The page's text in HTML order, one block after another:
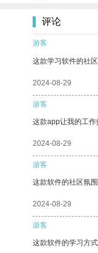
评论
游客
这款学习软件的社
2024-08-29
游客
这款app让我的工作
2024-08-29
游客
这款软件的社区氛
2024-08-29
游客
这款软件的学习方